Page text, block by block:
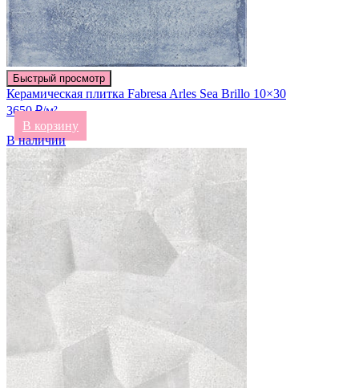
Быстрый просмотр
Керамическая плитка Fabresa Arles Sea Brillo 10×30
3650 ₽/м²
В корзину
В наличии